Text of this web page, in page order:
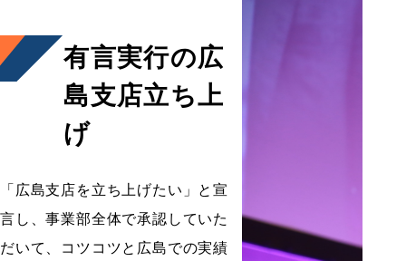
有言実行の広
島支店立ち上
げ
「広島支店を立ち上げたい」と宣
言し、事業部全体で承認していた
だいて、コツコツと広島での実績